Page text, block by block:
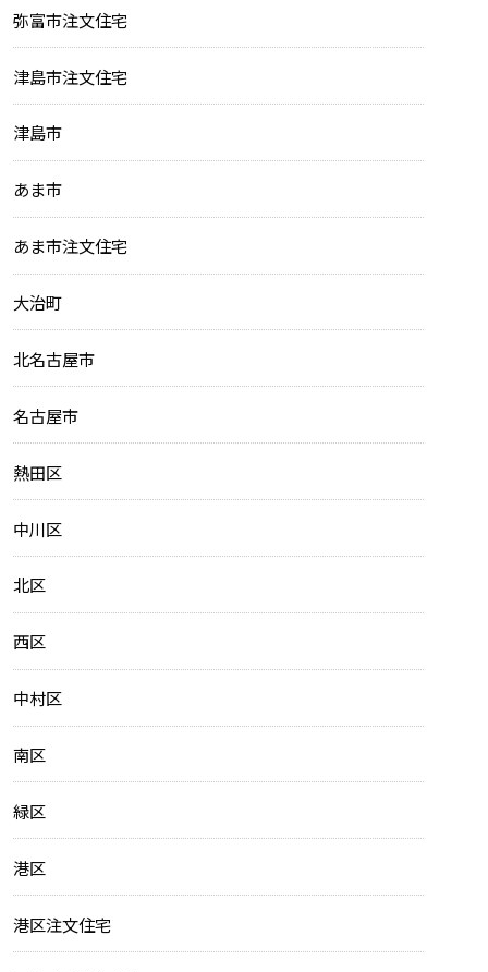
弥富市注文住宅
津島市注文住宅
津島市
あま市
あま市注文住宅
大治町
北名古屋市
名古屋市
熱田区
中川区
北区
西区
中村区
南区
緑区
港区
港区注文住宅